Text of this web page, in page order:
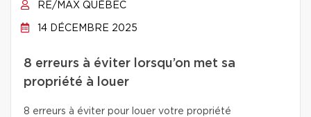
RE/MAX QUÉBEC
14 DÉCEMBRE 2025
8 erreurs à éviter lorsqu’on met sa
propriété à louer
8 erreurs à éviter pour louer votre propriété